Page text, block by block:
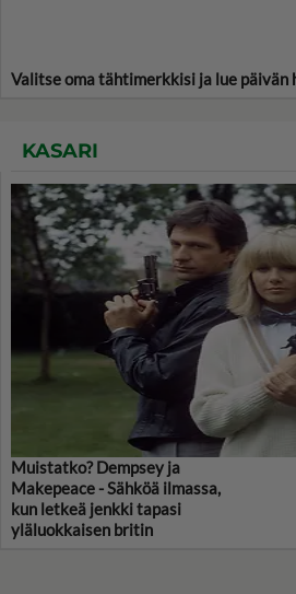
Valitse oma tähtimerkkisi ja lue päivän
KASARI
Muistatko? Dempsey ja
Makepeace - Sähköä ilmassa,
kun letkeä jenkki tapasi
yläluokkaisen britin